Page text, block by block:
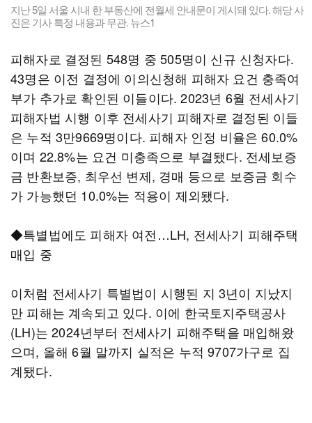
지난 5일 서울 시내 한 부동산에 전월세 안내문이 게시돼 있다. 해당 사
진은 기사 특정 내용과 무관. 뉴스1
피해자로 결정된 548명 중 505명이 신규 신청자다.
43명은 이전 결정에 이의신청해 피해자 요건 충족여
부가 추가로 확인된 이들이다. 2023년 6월 전세사기
피해자법 시행 이후 전세사기 피해자로 결정된 이들
은 누적 3만9669명이다. 피해자 인정 비율은 60.0%
이며 22.8%는 요건 미충족으로 부결됐다. 전세보증
금 반환보증, 최우선 변제, 경매 등으로 보증금 회수
가 가능했던 10.0%는 적용이 제외됐다.
◆특별법에도 피해자 여전…LH, 전세사기 피해주택
매입 중
이처럼 전세사기 특별법이 시행된 지 3년이 지났지
만 피해는 계속되고 있다. 이에 한국토지주택공사
(LH)는 2024년부터 전세사기 피해주택을 매입해왔
으며, 올해 6월 말까지 실적은 누적 9707가구로 집
계됐다.